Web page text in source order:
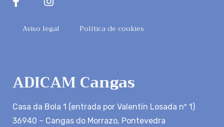
Aviso legal Política de cookies
ADICAM Cangas
Casa da Bola 1 (entrada por Valentín Losada nº 1)
36940 – Cangas do Morrazo, Pontevedra